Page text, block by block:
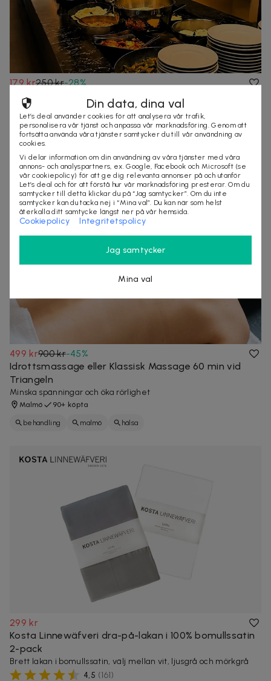
179 kr250 kr-28%
Kvällsbuffé hos Restaurang Felicia i Gårda
Persiskt inspirerad buffé med pianobar
4,8 (3)
Göteborg 100+ köpta
mat restaurang göteborg
499 kr900 kr-45%
Idrottsmassage eller Klassisk Massage 60 min vid
Triangeln
Minska spänningar och öka rörlighet
Malmö 90+ köpta
behandling malmö hälsa
299 kr
Kosta Linnewäfveri dra-på-lakan i 100% bomullssatin
2-pack
Brett lakan i bomullssatin, välj mellan vit, ljusgrå och mörkgrå
4,5 (161)
Din data, dina val
Let’s deal använder cookies för att analysera vår trafik,
personalisera vår tjänst och anpassa vår marknadsföring. Genom att
fortsätta använda våra tjänster samtycker du till vår användning av
cookies.
Vi delar information om din användning av våra tjänster med våra
annons- och analyspartners, ex. Google, Facebook och Microsoft (se
vår cookiepolicy) för att ge dig relevanta annonser på och utanför
Let’s deal och för att förstå hur vår marknadsföring presterar. Om du
samtycker till detta klickar du på “Jag samtycker”. Om du inte
samtycker kan du tacka nej i “Mina val”. Du kan när som helst
återkalla ditt samtycke längst ner på vår hemsida.
Cookiepolicy Integritetspolicy
Jag samtycker
Mina val